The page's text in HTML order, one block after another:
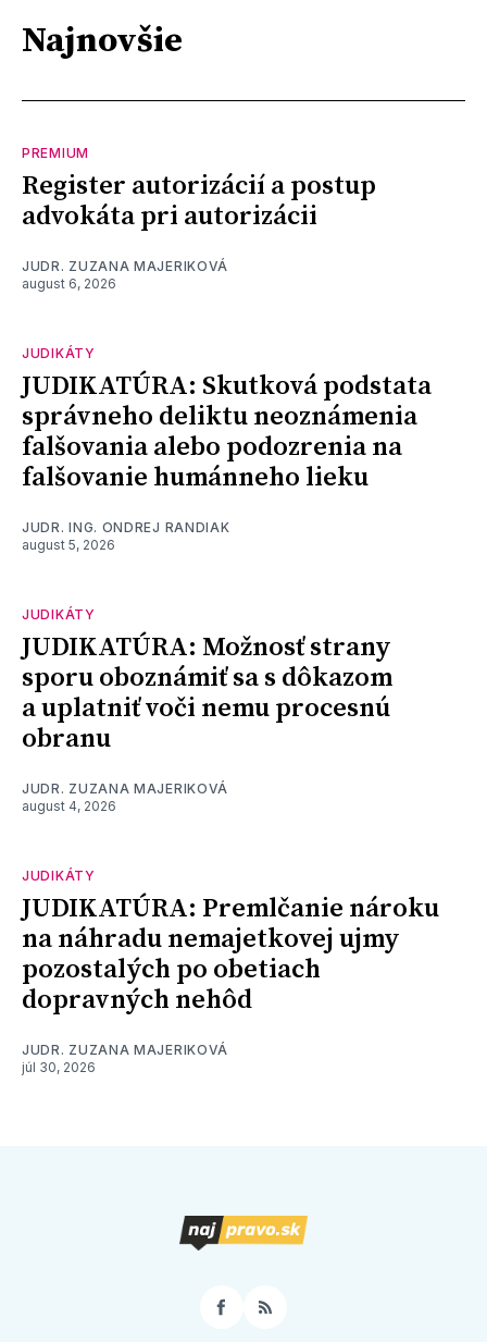
Najnovšie
PREMIUM
Register autorizácií a postup
advokáta pri autorizácii
JUDR. ZUZANA MAJERIKOVÁ
august 6, 2026
JUDIKÁTY
JUDIKATÚRA: Skutková podstata
správneho deliktu neoznámenia
falšovania alebo podozrenia na
falšovanie humánneho lieku
JUDR. ING. ONDREJ RANDIAK
august 5, 2026
JUDIKÁTY
JUDIKATÚRA: Možnosť strany
sporu oboznámiť sa s dôkazom
a uplatniť voči nemu procesnú
obranu
JUDR. ZUZANA MAJERIKOVÁ
august 4, 2026
JUDIKÁTY
JUDIKATÚRA: Premlčanie nároku
na náhradu nemajetkovej ujmy
pozostalých po obetiach
dopravných nehôd
JUDR. ZUZANA MAJERIKOVÁ
júl 30, 2026
Facebook
RSS